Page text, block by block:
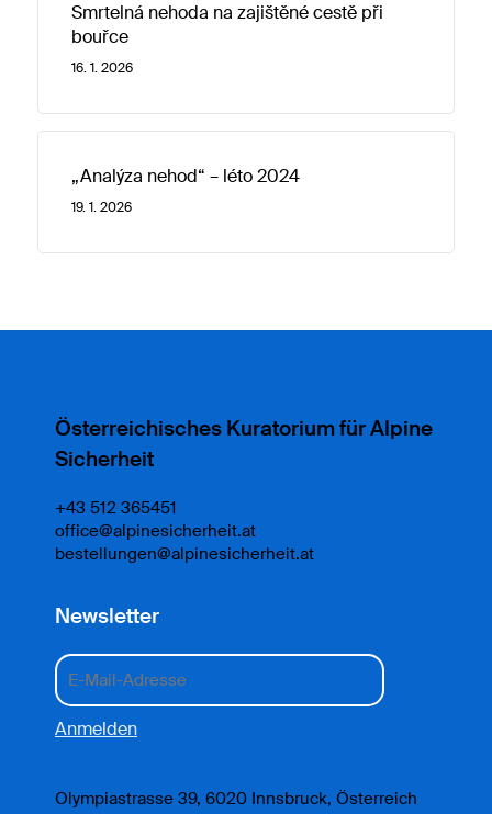
Smrtelná nehoda na zajištěné cestě při
bouřce
16. 1. 2026
„Analýza nehod“ – léto 2024
19. 1. 2026
Österreichisches Kuratorium für Alpine
Sicherheit
+43 512 365451
office@alpinesicherheit.at
bestellungen@alpinesicherheit.at
Newsletter
Olympiastrasse 39, 6020 Innsbruck, Österreich